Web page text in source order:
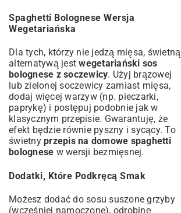
Spaghetti Bolognese Wersja
Wegetariańska
Dla tych, którzy nie jedzą mięsa, świetną
alternatywą jestwegetariański sos
bolognese z soczewicy. Użyj brązowej
lub zielonej soczewicy zamiast mięsa,
dodaj więcej warzyw (np. pieczarki,
paprykę) i postępuj podobnie jak w
klasycznym przepisie. Gwarantuję, że
efekt będzie równie pyszny i sycący. To
świetny przepis na domowe spaghetti
bolognese w wersji bezmięsnej.
Dodatki, Które Podkręcą Smak
Możesz dodać do sosu suszone grzyby
(wcześniej namoczone), odrobinę